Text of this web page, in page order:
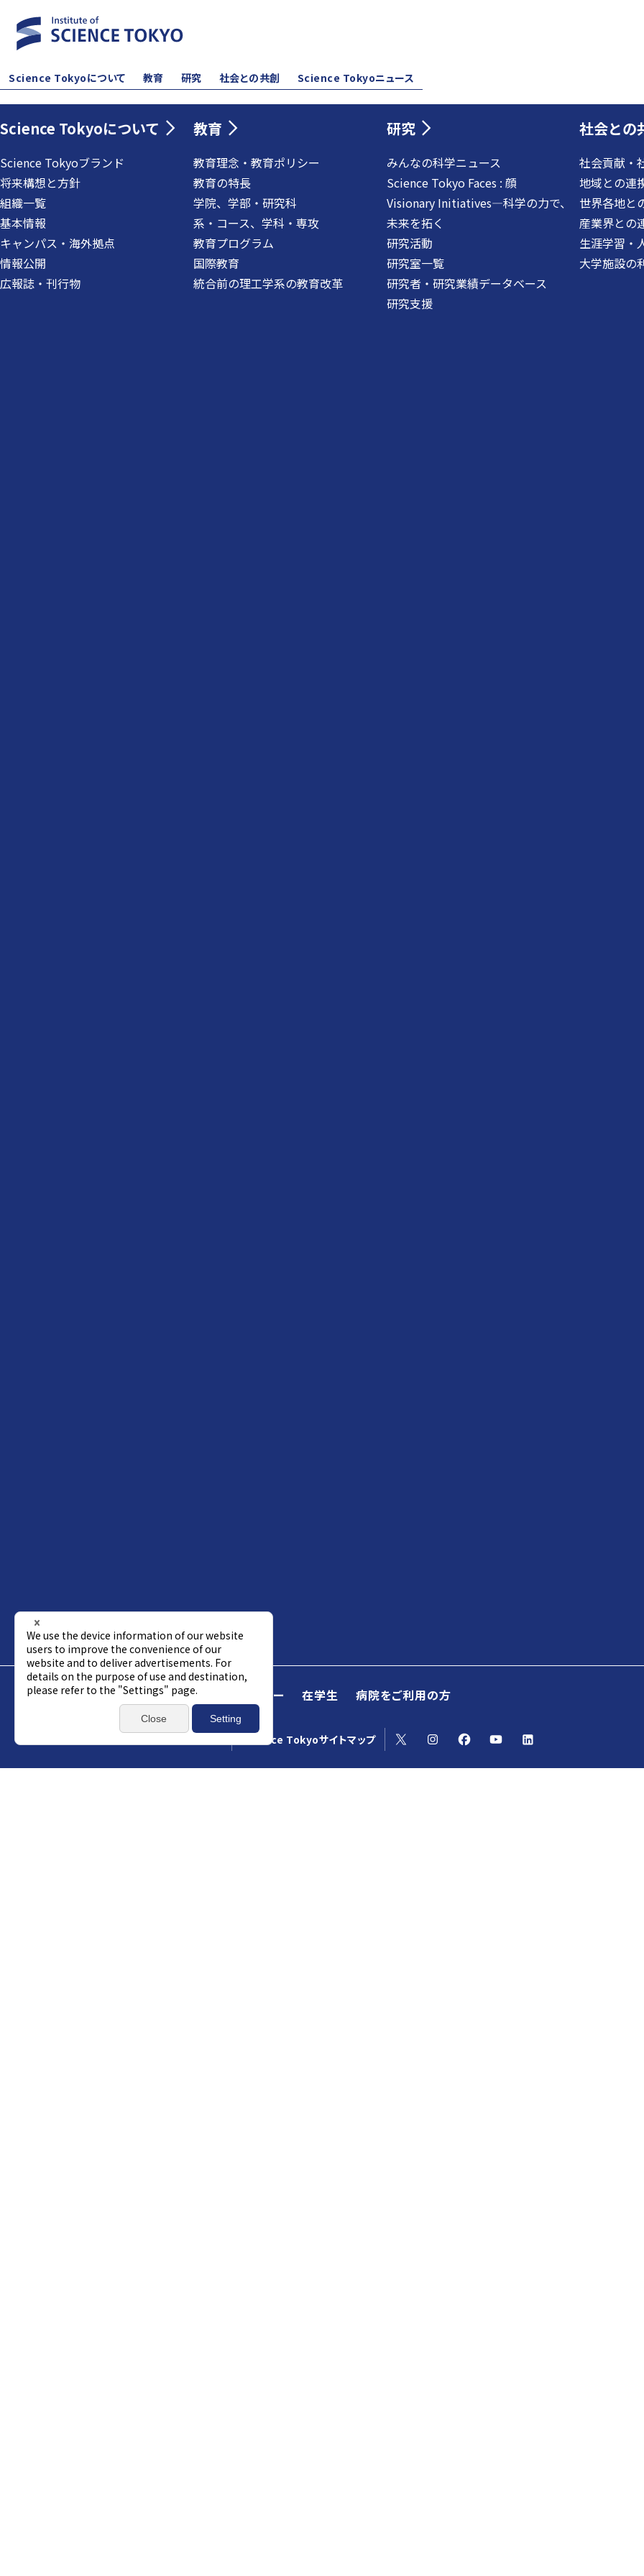
Science Tokyoについて 教育 研究 社会との共創 Science Tokyoニュース
Science Tokyoについて
Science Tokyoブランド
将来構想と方針
組織一覧
基本情報
キャンパス・海外拠点
情報公開
広報誌・刊行物
教育
教育理念・教育ポリシー
教育の特長
学院、学部・研究科
系・コース、学科・専攻
教育プログラム
国際教育
統合前の理工学系の教育改革
研究
みんなの科学ニュース
Science Tokyo Faces : 顔
Visionary Initiatives―科学の力で、
未来を拓く
研究活動
研究室一覧
研究者・研究業績データベース
研究支援
社会との
社会貢献・
地域との連
世界各地と
産業界との
生涯学習・
大学施設の
Science Tokyo 受験生 企業パートナー 在学生 病院をご利用の方
Science Tokyoサイトマップ